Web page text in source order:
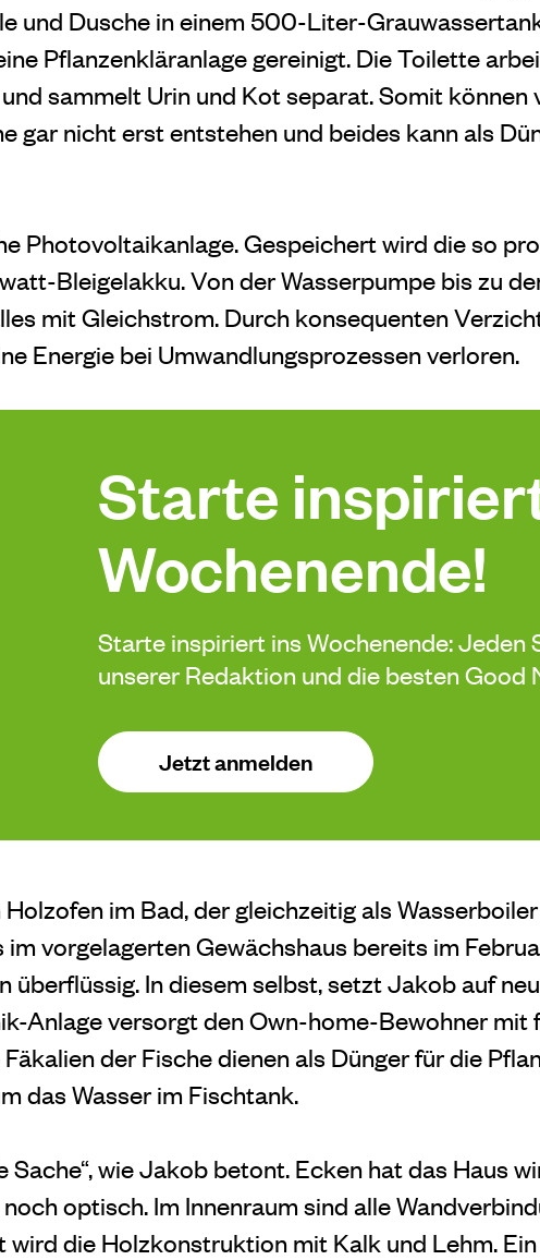
und Dusche in einem 500-Liter-
Pflanzenkläranlage gereinigt. Die Toilette
sammelt Urin und Kot separat. Somit können
gar nicht erst entstehen und beides kann als
Photovoltaikanlage. Gespeichert wird die so
Bleigelakku. Von der Wasserpumpe bis zu
mit Gleichstrom. Durch konsequenten
Energie bei Umwandlungsprozessen verloren.
Starte
Wochenende!
Starte inspiriert ins Wochenende: Jeden
unserer Redaktion und die besten Good
Jetzt anmelden
im Bad, der gleichzeitig als
im vorgelagerten Gewächshaus bereits im
überflüssig. In diesem selbst, setzt Jakob auf
Anlage versorgt den Own-home-Bewohner mit
der Fische dienen als Dünger für die
das Wasser im Fischtank.
Sache“, wie Jakob betont. Ecken hat das Haus
optisch. Im Innenraum sind alle
wird die Holzkonstruktion mit Kalk und Lehm.